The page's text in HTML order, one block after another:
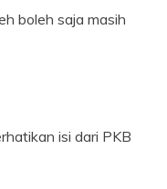
boleh saja masih
isi dari PKB